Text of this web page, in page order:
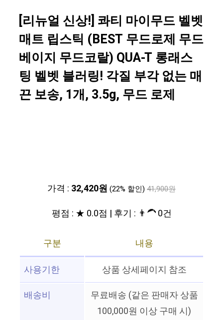
[리뉴얼 신상!] 콰티 마이무드 벨벳
매트 립스틱 (BEST 무드로제 무드
베이지 무드코랄) QUA-T 롱래스
팅 벨벳 블러링! 각질 부각 없는 매
끈 보송, 1개, 3.5g, 무드 로제
가격 : 32,420원 (22% 할인) 41,900원
평점 : ★ 0.0점 | 후기 : 👨‍🦱 0건
구분
내용
사용기한
상품 상세페이지 참조
배송비
무료배송 (같은 판매자 상품
100,000원 이상 구매 시)